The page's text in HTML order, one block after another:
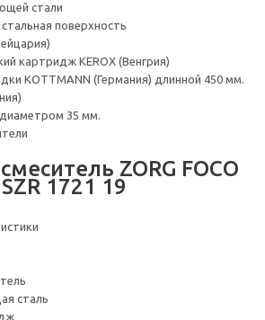
стали
поверхность
картридж KEROX (Венгрия)
KOTTMANN (Германия) длинной 450 мм.
35 мм.
ZORG FOCO
SZR 1721 19
сталь